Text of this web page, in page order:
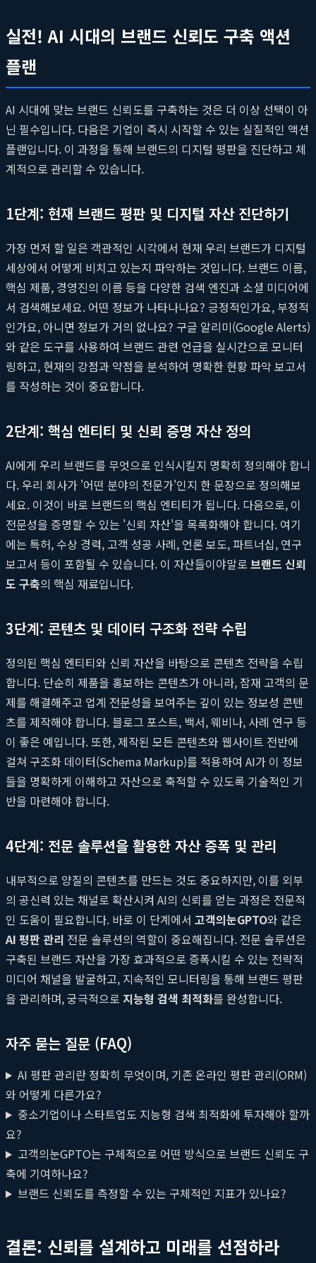
실전! AI 시대의 브랜드 신뢰도 구축 액션
플랜
AI 시대에 맞는 브랜드 신뢰도를 구축하는 것은 더 이상 선택이 아
닌 필수입니다. 다음은 기업이 즉시 시작할 수 있는 실질적인 액션
플랜입니다. 이 과정을 통해 브랜드의 디지털 평판을 진단하고 체
계적으로 관리할 수 있습니다.
1단계: 현재 브랜드 평판 및 디지털 자산 진단하기
가장 먼저 할 일은 객관적인 시각에서 현재 우리 브랜드가 디지털
세상에서 어떻게 비치고 있는지 파악하는 것입니다. 브랜드 이름,
핵심 제품, 경영진의 이름 등을 다양한 검색 엔진과 소셜 미디어에
서 검색해보세요. 어떤 정보가 나타나나요? 긍정적인가요, 부정적
인가요, 아니면 정보가 거의 없나요? 구글 알리미(Google Alerts)
와 같은 도구를 사용하여 브랜드 관련 언급을 실시간으로 모니터
링하고, 현재의 강점과 약점을 분석하여 명확한 현황 파악 보고서
를 작성하는 것이 중요합니다.
2단계: 핵심 엔티티 및 신뢰 증명 자산 정의
AI에게 우리 브랜드를 무엇으로 인식시킬지 명확히 정의해야 합니
다. 우리 회사가 '어떤 분야의 전문가'인지 한 문장으로 정의해보
세요. 이것이 바로 브랜드의 핵심 엔티티가 됩니다. 다음으로, 이
전문성을 증명할 수 있는 '신뢰 자산'을 목록화해야 합니다. 여기
에는 특허, 수상 경력, 고객 성공 사례, 언론 보도, 파트너십, 연구
보고서 등이 포함될 수 있습니다. 이 자산들이야말로 브랜드 신뢰
도 구축의 핵심 재료입니다.
3단계: 콘텐츠 및 데이터 구조화 전략 수립
정의된 핵심 엔티티와 신뢰 자산을 바탕으로 콘텐츠 전략을 수립
합니다. 단순히 제품을 홍보하는 콘텐츠가 아니라, 잠재 고객의 문
제를 해결해주고 업계 전문성을 보여주는 깊이 있는 정보성 콘텐
츠를 제작해야 합니다. 블로그 포스트, 백서, 웨비나, 사례 연구 등
이 좋은 예입니다. 또한, 제작된 모든 콘텐츠와 웹사이트 전반에
걸쳐 구조화 데이터(Schema Markup)를 적용하여 AI가 이 정보
들을 명확하게 이해하고 자산으로 축적할 수 있도록 기술적인 기
반을 마련해야 합니다.
4단계: 전문 솔루션을 활용한 자산 증폭 및 관리
내부적으로 양질의 콘텐츠를 만드는 것도 중요하지만, 이를 외부
의 공신력 있는 채널로 확산시켜 AI의 신뢰를 얻는 과정은 전문적
인 도움이 필요합니다. 바로 이 단계에서 고객의눈GPTO와 같은
AI 평판 관리 전문 솔루션의 역할이 중요해집니다. 전문 솔루션은
구축된 브랜드 자산을 가장 효과적으로 증폭시킬 수 있는 전략적
미디어 채널을 발굴하고, 지속적인 모니터링을 통해 브랜드 평판
을 관리하며, 궁극적으로 지능형 검색 최적화를 완성합니다.
자주 묻는 질문 (FAQ)
AI 평판 관리란 정확히 무엇이며, 기존 온라인 평판 관리(ORM)
와 어떻게 다른가요?
중소기업이나 스타트업도 지능형 검색 최적화에 투자해야 할까
요?
고객의눈GPTO는 구체적으로 어떤 방식으로 브랜드 신뢰도 구
축에 기여하나요?
브랜드 신뢰도를 측정할 수 있는 구체적인 지표가 있나요?
결론: 신뢰를 설계하고 미래를 선점하라